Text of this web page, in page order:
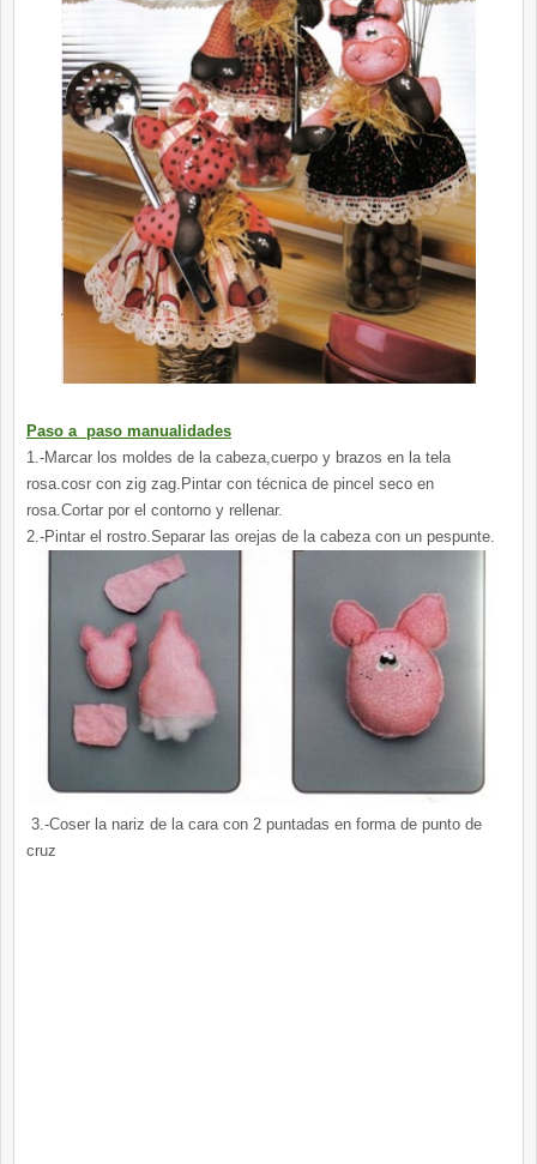
Paso a paso manualidades
1.-Marcar los moldes de la cabeza,cuerpo y brazos en la tela
rosa.cosr con zig zag.Pintar con técnica de pincel seco en
rosa.Cortar por el contorno y rellenar.
2.-Pintar el rostro.Separar las orejas de la cabeza con un pespunte.
3.-Coser la nariz de la cara con 2 puntadas en forma de punto de
cruz